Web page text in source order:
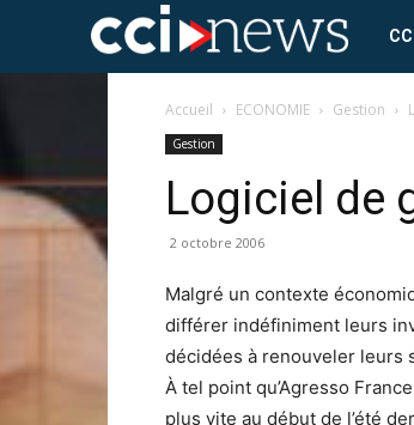
CCI
News
CCI
Accueil ECONOMIE Gestion
Gestion
Logiciel de
2 octobre 2006
Malgré un contexte
différer indéfiniment leurs
décidées à renouveler leurs
À tel point qu’Agresso
plus vite au début de l’été